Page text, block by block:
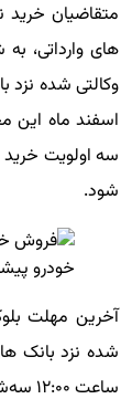
متقاضیان خرید
اسفند ماه این
سه اولویت خرید
شود.
شده نزد بانک
ساعت ۱۲:۰۰ سه‌شنبه ۲۱ اسفند ماه اعلام شده است.